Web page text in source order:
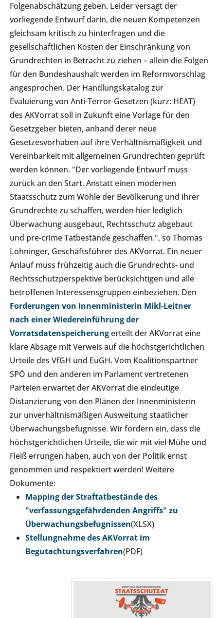
Folgenabschätzung geben. Leider versagt der
vorliegende Entwurf darin, die neuen Kompetenzen
gleichsam kritisch zu hinterfragen und die
gesellschaftlichen Kosten der Einschränkung von
Grundrechten in Betracht zu ziehen – allein die Folgen
für den Bundeshaushalt werden im Reformvorschlag
angesprochen. Der Handlungskatalog zur
Evaluierung von Anti-Terror-Gesetzen (kurz: HEAT)
des AKVorrat soll in Zukunft eine Vorlage für den
Gesetzgeber bieten, anhand derer neue
Gesetzesvorhaben auf ihre Verhältnismäßigkeit und
Vereinbarkeit mit allgemeinen Grundrechten geprüft
werden können. "Der vorliegende Entwurf muss
zurück an den Start. Anstatt einen modernen
Staatsschutz zum Wohle der Bevölkerung und ihrer
Grundrechte zu schaffen, werden hier lediglich
Überwachung ausgebaut, Rechtsschutz abgebaut
und pre-crime Tatbestände geschaffen.", so Thomas
Lohninger, Geschäftsführer des AKVorrat. Ein neuer
Anlauf muss frühzeitig auch die Grundrechts- und
Rechtsschutzperspektive berücksichtigen und alle
betroffenen Interessensgruppen einbeziehen. Den
Forderungen von Innenministerin Mikl-Leitner
nach einer Wiedereinführung der
Vorratsdatenspeicherungerteilt der AKVorrat eine
klare Absage mit Verweis auf die höchstgerichtlichen
Urteile des VfGH und EuGH. Vom Koalitionspartner
SPÖ und den anderen im Parlament vertretenen
Parteien erwartet der AKVorrat die eindeutige
Distanzierung von den Plänen der Innenministerin
zur unverhältnismäßigen Ausweitung staatlicher
Überwachungsbefugnisse. Wir fordern ein, dass die
höchstgerichtlichen Urteile, die wir mit viel Mühe und
Fleiß errungen haben, auch von der Politik ernst
genommen und respektiert werden! Weitere
Dokumente:
Mapping der Straftatbestände des
"verfassungsgefährdenden Angriffs" zu
Überwachungsbefugnissen(XLSX)
Stellungnahme des AKVorrat im
Begutachtungsverfahren(PDF)